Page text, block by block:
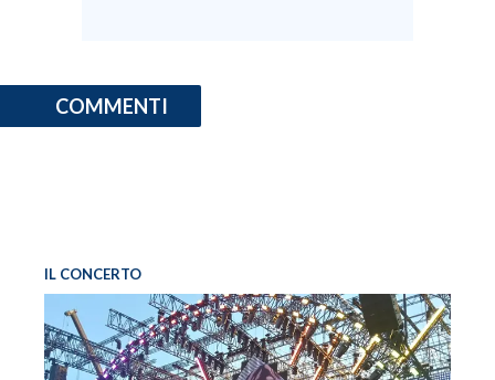
COMMENTI
IL CONCERTO